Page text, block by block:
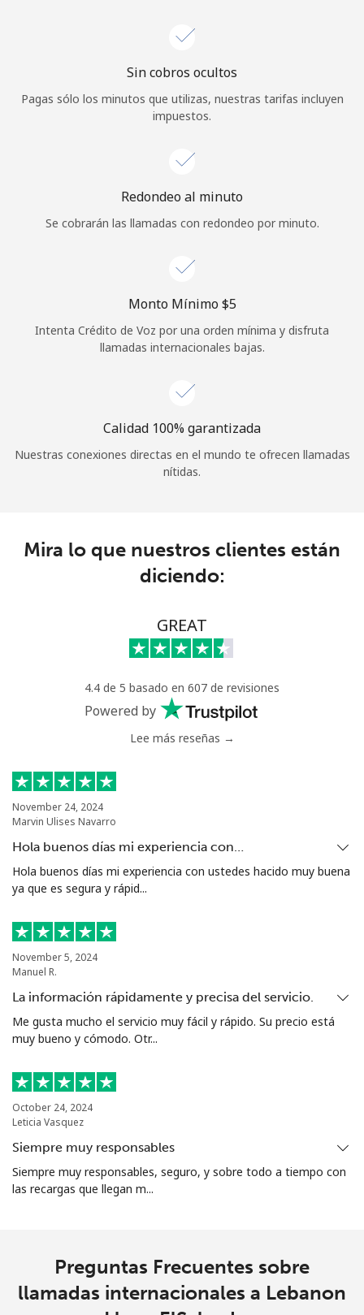
¡Hola!
Inicia sesión oREGÍSTRATE →
¿Olvidaste tu contraseña? →
Continuar con
Sin cobros ocultos
Pagas sólo los minutos que utilizas, nuestras tarifas incluyen
impuestos.
Redondeo al minuto
Se cobrarán las llamadas con redondeo por minuto.
Monto Mínimo ⁦$5⁩
Intenta Crédito de Voz por una orden mínima y disfruta
llamadas internacionales bajas.
Calidad 100% garantizada
Nuestras conexiones directas en el mundo te ofrecen llamadas
nítidas.
Mira lo que nuestros clientes están
diciendo:
GREAT
4.4 de 5 basado en 607 de revisiones
Powered by
Lee más reseñas →
November 24, 2024
Marvin Ulises Navarro
Hola buenos días mi experiencia con…
Hola buenos días mi experiencia con ustedes hacido muy buena
ya que es segura y rápid...
November 5, 2024
Manuel R.
La información rápidamente y precisa del servicio.
Me gusta mucho el servicio muy fácil y rápido. Su precio está
muy bueno y cómodo. Otr...
October 24, 2024
Leticia Vasquez
Siempre muy responsables
Siempre muy responsables, seguro, y sobre todo a tiempo con
las recargas que llegan m...
Preguntas Frecuentes sobre
llamadas internacionales a Lebanon